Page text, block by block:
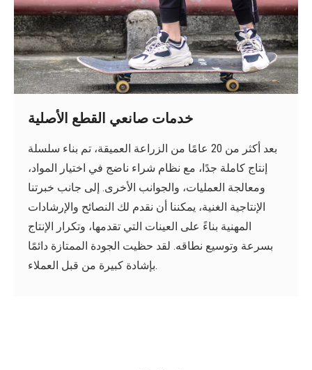
خدمات صانعي القطع الأصلية
بعد أكثر من 20 عامًا من الزراعة العميقة، تم بناء سلسلة
إنتاج كاملة جدًا، مع نظام شراء ناضج في اختيار المواد،
ومعالجة العمليات، والجوانب الأخرى. إلى جانب خبرتنا
الإنتاجية الغنية، يمكننا أن نقدم لك النصائح والإرشادات
المهنية بناءً على العينات التي تقدمها، وتكرار الإنتاج
بسرعة وتوسيع نطاقه. لقد حظيت الجودة الممتازة دائمًا
بإشادة كبيرة من قبل العملاء.